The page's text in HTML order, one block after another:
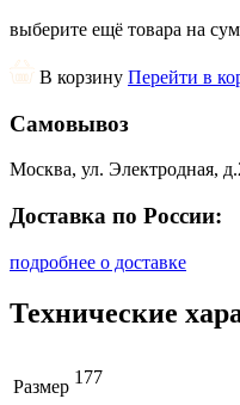
выберите ещё товара на
В корзину Перейти в
Самовывоз
Москва, ул. Электродная,
Доставка по России:
подробнее о доставке
Технические
Размер 177